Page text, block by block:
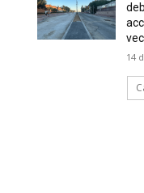
14